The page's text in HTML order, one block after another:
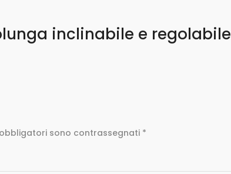
inclinabile e regolabile
sono contrassegnati *